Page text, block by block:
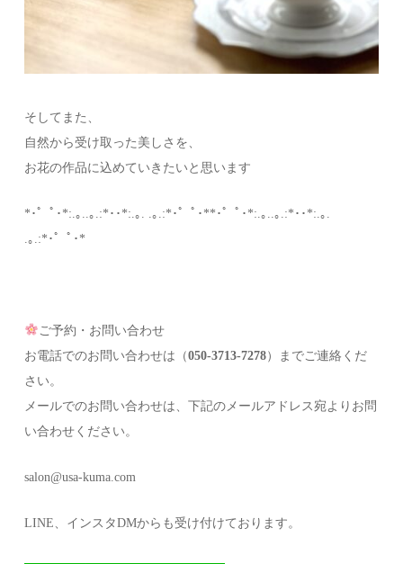
そしてまた、
自然から受け取った美しさを、
お花の作品に込めていきたいと思います
*･゜ﾟ･*:.｡..｡.:*･･*:.｡. .｡.:*･゜ﾟ･**･゜ﾟ･*:.｡..｡.:*･･*:.｡.
.｡.:*･゜ﾟ･*
ご予約・お問い合わせ
お電話でのお問い合わせは（050-3713-7278）までご連絡くだ
さい。
メールでのお問い合わせは、下記のメールアドレス宛よりお問
い合わせください。
salon@usa-kuma.com
LINE、インスタDMからも受け付けております。